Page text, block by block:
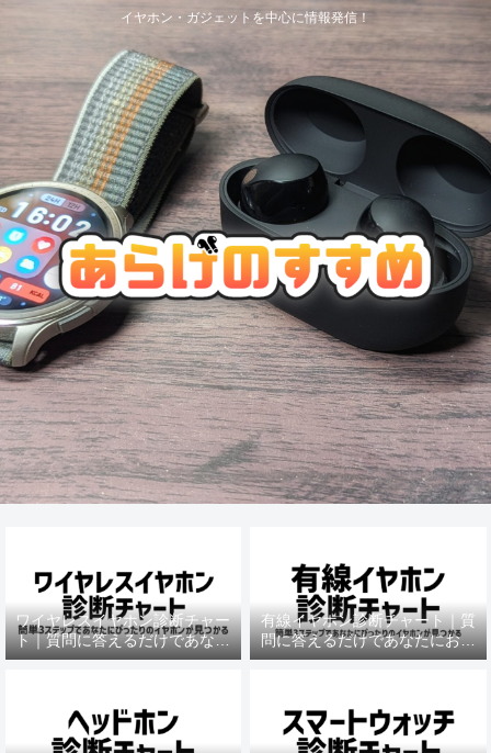
イヤホン・ガジェットを中心に情報発信！
ワイヤレスイヤホン診断チャー
ト｜質問に答えるだけであなた
におすすめの機種がわかる
有線イヤホン診断チャート｜質
問に答えるだけであなたにおす
すめの機種がわかる